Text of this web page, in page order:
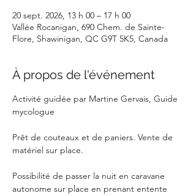
20 sept. 2026, 13 h 00 – 17 h 00
Vallée Rocanigan, 690 Chem. de Sainte-
Flore, Shawinigan, QC G9T 5K5, Canada
À propos de l'événement
Activité guidée par Martine Gervais, Guide
mycologue
Prêt de couteaux et de paniers. Vente de
matériel sur place.
Possibilité de passer la nuit en caravane
autonome sur place en prenant entente